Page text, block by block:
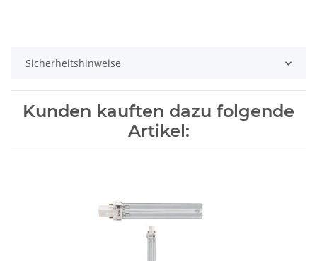
Sicherheitshinweise
Kunden kauften dazu folgende
Artikel: